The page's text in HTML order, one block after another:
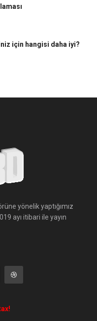
için hangisi daha iyi?
yönelik yaptığımız
ayı itibari ile yayın